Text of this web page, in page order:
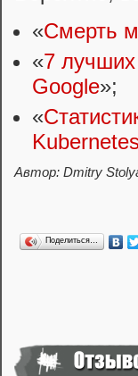
«Смерть
«7 лучших
Google»;
«
Автор: Dmitry
Поделиться…